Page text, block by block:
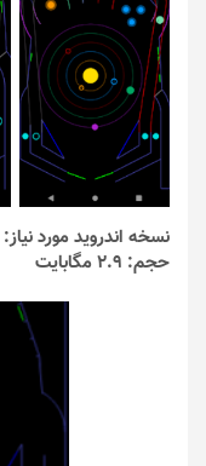
نسخه اندروید مورد نیاز: 1.6 و بالاتر
حجم: 2.9 مگابایت